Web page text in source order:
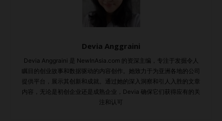
我预计AI工具在人才获取中的应用将持续增长，尤其是在人才
给出什么建议？ 答： 泰国独特的传统与现代文化的结合，可
能会对跨国企业的招聘工作带来挑战。要缩小这种文化差距，
关键在于对泰国商业礼仪和工作文化有深刻的理解。建立关系
至关重要，企业应耐心对待与本地候选人建立信任的过程。
为招聘人员和HR团队提供跨文化培训，可以在很大程度上减
Devia Anggraini
Devia Anggraini 是 NewInAsia.com 的资深主编，专注于发掘令人
瞩目的创业故事和数据驱动的内容创作。她致力于为亚洲各地的公司
提供平台，展示其创新和成就。通过她的深入洞察和引人入胜的文章
内容，无论是初创企业还是成熟企业，Devia 确保它们获得应有的关
注和认可